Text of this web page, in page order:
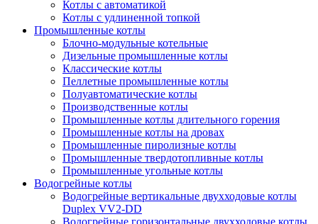
Котлы с автоматикой
Котлы с удлиненной топкой
Промышленные котлы
Блочно-модульные котельные
Дизельные промышленные котлы
Классические котлы
Пеллетные промышленные котлы
Полуавтоматические котлы
Производственные котлы
Промышленные котлы длительного горения
Промышленные котлы на дровах
Промышленные пиролизные котлы
Промышленные твердотопливные котлы
Промышленные угольные котлы
Водогрейные котлы
Водогрейные вертикальные двухходовые котлы
Duplex VV2-DD
Водогрейные горизонтальные двухходовые котлы